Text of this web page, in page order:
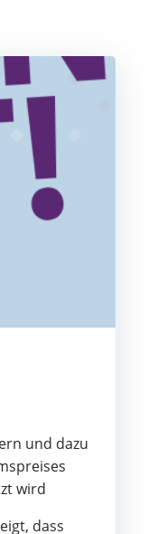
und dazu
wird
dass